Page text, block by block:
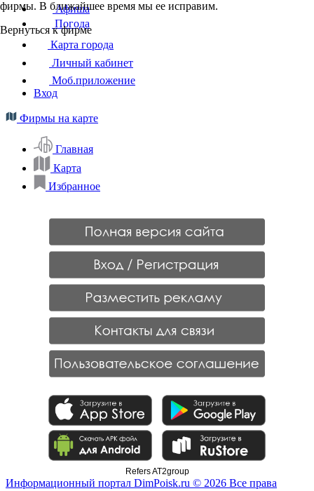
фирмы. В ближайшее время мы ее исправим.
Вернуться к фирме
Афиша
Погода
Карта города
Личный кабинет
Моб.приложение
Вход
Фирмы на карте
Главная
Карта
Избранное
Refers AT2group
Информационный портал DimPoisk.ru © 2026 Все права